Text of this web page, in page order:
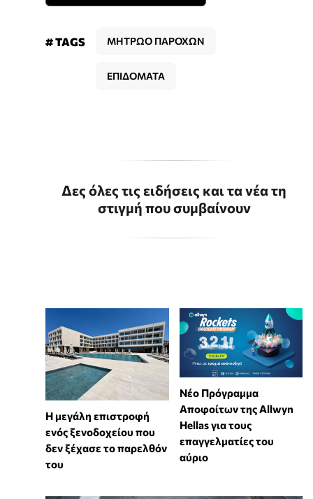
# TAGS ΜΗΤΡΩΟ ΠΑΡΟΧΩΝ
ΕΠΙΔΟΜΑΤΑ
Δες όλες τις ειδήσεις και τα νέα τη
στιγμή που συμβαίνουν
Η μεγάλη επιστροφή
ενός ξενοδοχείου που
δεν ξέχασε το παρελθόν
του
Νέο Πρόγραμμα
Αποφοίτων της Allwyn
Hellas για τους
επαγγελματίες του
αύριο